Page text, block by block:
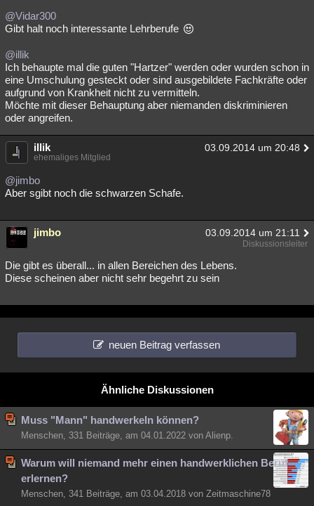
@Vidar300
Gibt halt noch interessante Lehrberufe
@illik
Ich behaupte mal die guten "Hartzer" werden oder wurden schon in
eine Umschulung gesteckt oder sind ausgebildete Fachkräfte oder
aufgrund von Krankheit nicht zu vermitteln.
Möchte mit dieser Behauptung aber niemanden diskriminieren
oder angreifen.
illik 03.09.2014 um 20:48
ehemaliges Mitglied
@jimbo
Aber sgibt noch die schwarzen Schafe.
jimbo 03.09.2014 um 21:11
Diskussionsleiter
Die gibt es überall... in allen Bereichen des Lebens.
Diese scheinen aber nicht sehr begehrt zu sein
neuen Beitrag verfassen
Ähnliche Diskussionen
Muss "Mann" handwerkeln können?
Menschen, 331 Beiträge, am 04.01.2022 von Alienp.
Warum will niemand mehr einen handwerklichen Beruf
erlernen?
Menschen, 341 Beiträge, am 03.04.2018 von Zeitmaschine78